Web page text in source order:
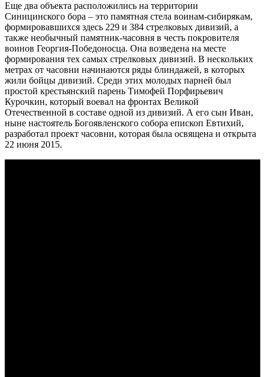
Еще два объекта расположились на территории
Синицинского бора – это памятная стела воинам-сибирякам,
формировавшихся здесь 229 и 384 стрелковых дивизий, а
также необычный памятник-часовня в честь покровителя
воинов Георгия-Победоносца. Она возведена на месте
формирования тех самых стрелковых дивизий. В нескольких
метрах от часовни начинаются ряды блиндажей, в которых
жили бойцы дивизий. Среди этих молодых парней был
простой крестьянский парень Тимофей Порфирьевич
Курочкин, который воевал на фронтах Великой
Отечественной в составе одной из дивизий. А его сын Иван,
ныне настоятель Богоявленского собора епископ Евтихий,
разработал проект часовни, которая была освящена и открыта
22 июня 2015.